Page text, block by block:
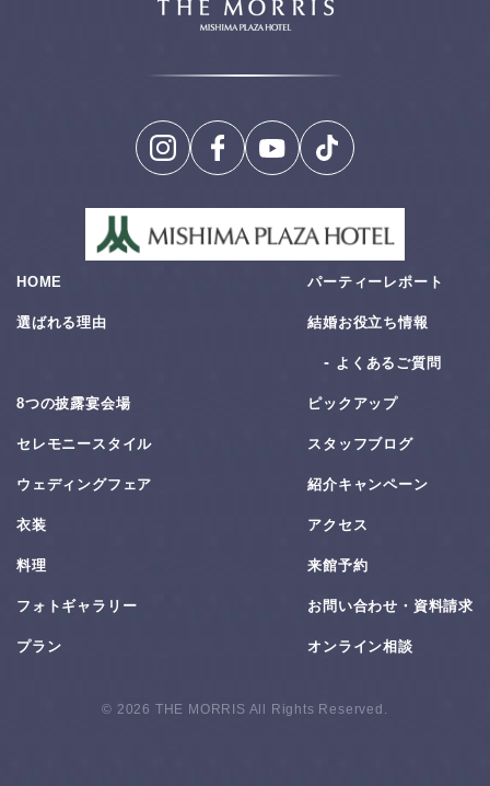
HOME
選ばれる理由
8つの披露宴会場
セレモニースタイル
ウェディングフェア
衣装
料理
フォトギャラリー
プラン
パーティーレポート
結婚お役⽴ち情報
よくあるご質問
ピックアップ
スタッフブログ
紹介キャンペーン
アクセス
来館予約
お問い合わせ・資料請求
オンライン相談
© 2026 THE MORRIS All Rights Reserved.